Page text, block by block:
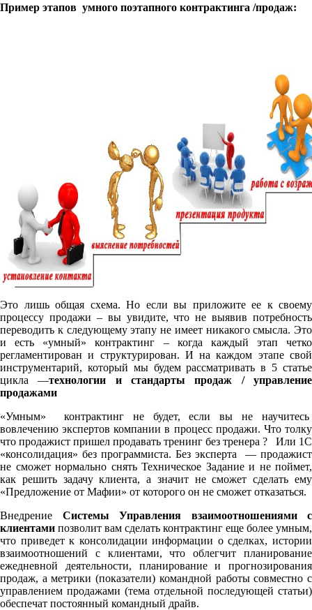
Пример этапов умного поэтапного контрактинга /продаж:
Это лишь общая схема. Но если вы приложите ее к своему
процессу продажи – вы увидите, что не выявив потребность
переводить к следующему этапу не имеет никакого смысла. Это
и есть «умный» контрактинг – когда каждый этап четко
регламентирован и структурирован. И на каждом этапе свой
инструментарий, который мы будем рассматривать в 5 статье
цикла —технологии и стандарты продаж / управление
продажами
«Умным» контрактинг не будет, если вы не научитесь
вовлечению экспертов компании в процесс продажи. Что толку
что продажист пришел продавать тренинг без тренера ? Или 1С
«консолидация» без программиста. Без эксперта — продажист
не сможет нормально снять Техническое Задание и не поймет,
как решить задачу клиента, а значит не сможет сделать ему
«Предложение от Мафии» от которого он не сможет отказаться.
Внедрение Системы Управления взаимоотношениями с
клиентами позволит вам сделать контрактинг еще более умным,
что приведет к консолидации информации о сделках, истории
взаимоотношений с клиентами, что облегчит планирование
ежедневной деятельности, планирование и прогнозирования
продаж, а метрики (показатели) командной работы совместно с
управлением продажами (тема отдельной последующей статьи)
обеспечат постоянный командный драйв.